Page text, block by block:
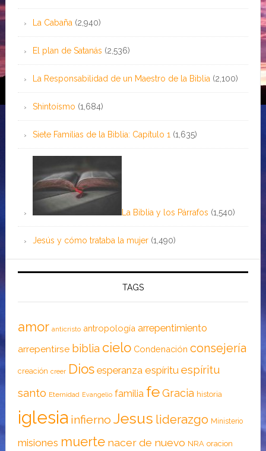
La Cabaña (2,940)
El plan de Satanás (2,536)
La Responsabilidad de un Maestro de la Biblia (2,100)
Shintoísmo (1,684)
Siete Familias de la Biblia: Capítulo 1 (1,635)
La Biblia y los Párrafos (1,540)
Jesús y cómo trataba la mujer (1,490)
TAGS
amor anticristo antropología arrepentimiento
arrepentirse biblia cielo Condenación consejería
creación creer Dios esperanza espíritu espíritu
santo Eternidad Evangelio familia feGracia historia
iglesia infierno Jesus liderazgo Ministerio
misiones muerte nacer de nuevo NRA oracion